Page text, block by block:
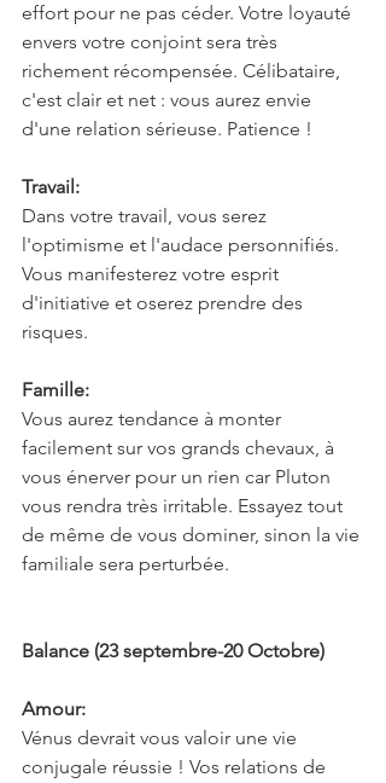
effort pour ne pas céder. Votre loyauté
envers votre conjoint sera très
richement récompensée. Célibataire,
c'est clair et net : vous aurez envie
d'une relation sérieuse. Patience !
Travail:
Dans votre travail, vous serez
l'optimisme et l'audace personnifiés.
Vous manifesterez votre esprit
d'initiative et oserez prendre des
risques.
Famille:
Vous aurez tendance à monter
facilement sur vos grands chevaux, à
vous énerver pour un rien car Pluton
vous rendra très irritable. Essayez tout
de même de vous dominer, sinon la vie
familiale sera perturbée.
Balance (23 septembre-20 Octobre)
Amour:
Vénus devrait vous valoir une vie
conjugale réussie ! Vos relations de